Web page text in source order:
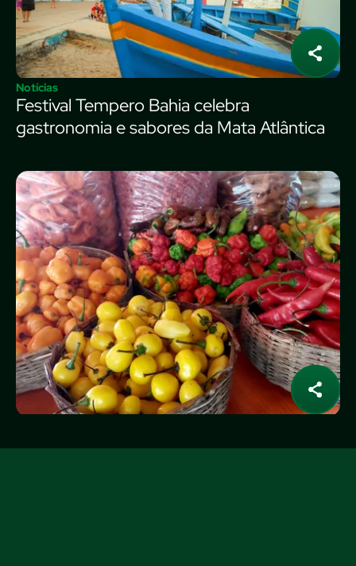
Notícias
Festival Tempero Bahia celebra
gastronomia e sabores da Mata Atlântica